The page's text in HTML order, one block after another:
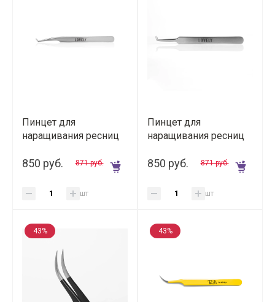
Пинцет для
наращивания ресниц
"Soft" мягкий
850 руб. 871 руб.
шт
Пинцет для
наращивания ресниц
"Soft" мягкий
850 руб. 871 руб.
шт
43% 43%